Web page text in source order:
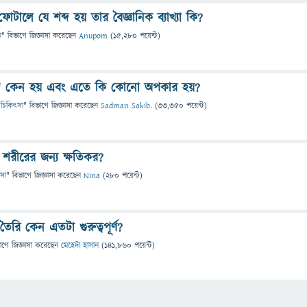
যে শব্দ হয় তার বৈজ্ঞানিক ব্যাখ্যা কি?
" বিভাগে জিজ্ঞাসাকরেছেনAnupom (15,280 পয়েন্ট)
কেন হয় এবং এতে কি কোনো অপকার হয়?
চিকিৎসা" বিভাগে জিজ্ঞাসাকরেছেনSadman Sakib. (33,350 পয়েন্ট)
জন্য ক্ষতিকর?
" বিভাগে জিজ্ঞাসাকরেছেনNina (280 পয়েন্ট)
কেন এতটা গুরুত্বপূর্ণ?
জিজ্ঞাসাকরেছেনমেহেদী হাসান (141,860 পয়েন্ট)